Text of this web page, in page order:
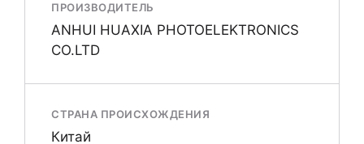
ПРОИЗВОДИТЕЛЬ
ANHUI HUAXIA PHOTOELEKTRONICS
CO.LTD
СТРАНА ПРОИСХОЖДЕНИЯ
Китай